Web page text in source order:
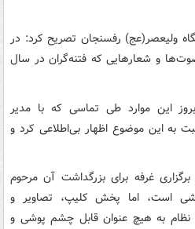
ولیعصر(عج) رفسنجان تصریح کرد: در
و شعار‌هایی که فتنه‌گران در سال
این موارد طی تماسی که با مدیر
به این موضوع اظهار بی‌اطلاعی کرد و
غرفه برای بزرگداشت آن مرحوم
است، اما پخش کلیپ، تصاویر و
به هیچ عنوان قابل چشم پوشی و